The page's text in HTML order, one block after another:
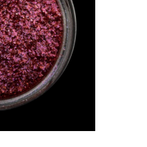
не несет
и целостность